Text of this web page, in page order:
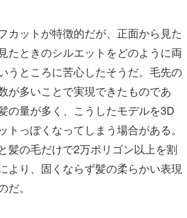
カットが特徴的だが、正面から見た
たときのシルエットをどのように両
うところに苦心したそうだ。毛先の
が多いことで実現できたものであ
の量が多く、こうしたモデルを3D
トっぽくなってしまう場合がある。
髪の毛だけで2万ポリゴン以上を割
より、固くならず髪の柔らかい表現
。